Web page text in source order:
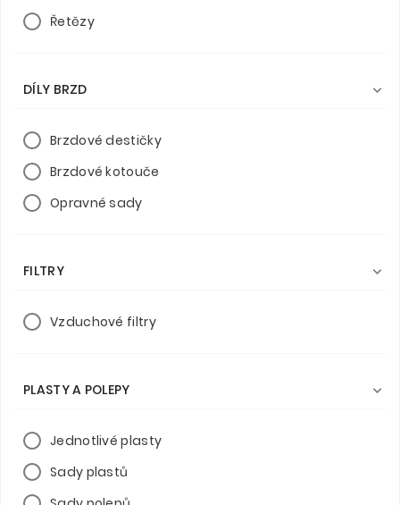
Řetězy
DÍLY BRZD 
Brzdové destičky
Brzdové kotouče
Opravné sady
FILTRY 
Vzduchové filtry
PLASTY A POLEPY 
Jednotlivé plasty
Sady plastů